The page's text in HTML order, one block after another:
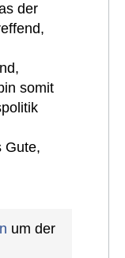
der
somit
Gute,
um der